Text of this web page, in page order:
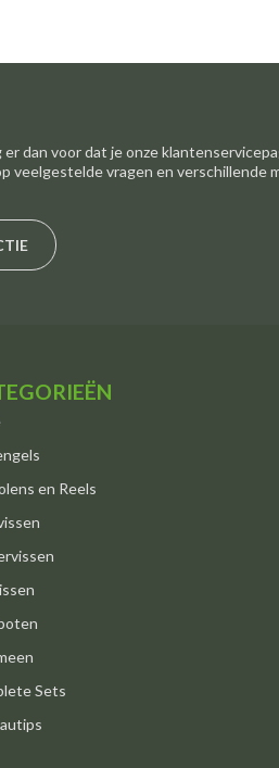
dan voor dat je onze
veelgestelde vragen en verschillende
en Reels
Sets